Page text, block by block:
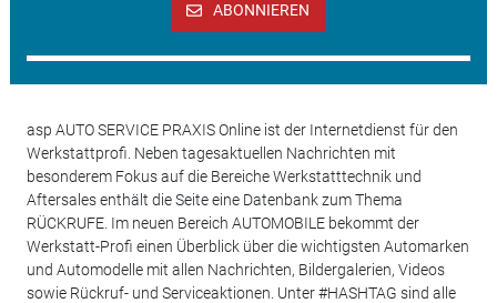
ABONNIEREN
asp AUTO SERVICE PRAXIS Online ist der Internetdienst für den
Werkstattprofi. Neben tagesaktuellen Nachrichten mit
besonderem Fokus auf die Bereiche Werkstatttechnik und
Aftersales enthält die Seite eine Datenbank zum Thema
RÜCKRUFE. Im neuen Bereich AUTOMOBILE bekommt der
Werkstatt-Profi einen Überblick über die wichtigsten Automarken
und Automodelle mit allen Nachrichten, Bildergalerien, Videos
sowie Rückruf- und Serviceaktionen. Unter #HASHTAG sind alle